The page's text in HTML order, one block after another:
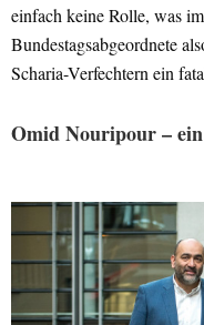
einfach keine Rolle, was
Bundestagsabgeordnete
Scharia-Verfechtern ein
Omid Nouripour –